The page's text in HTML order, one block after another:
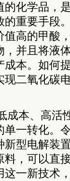
化学品，
重要手段
高的甲酸
并且将液
本。如何
二氧化碳
成本、高活
一转化。
型电解装
，可以直
一新技术